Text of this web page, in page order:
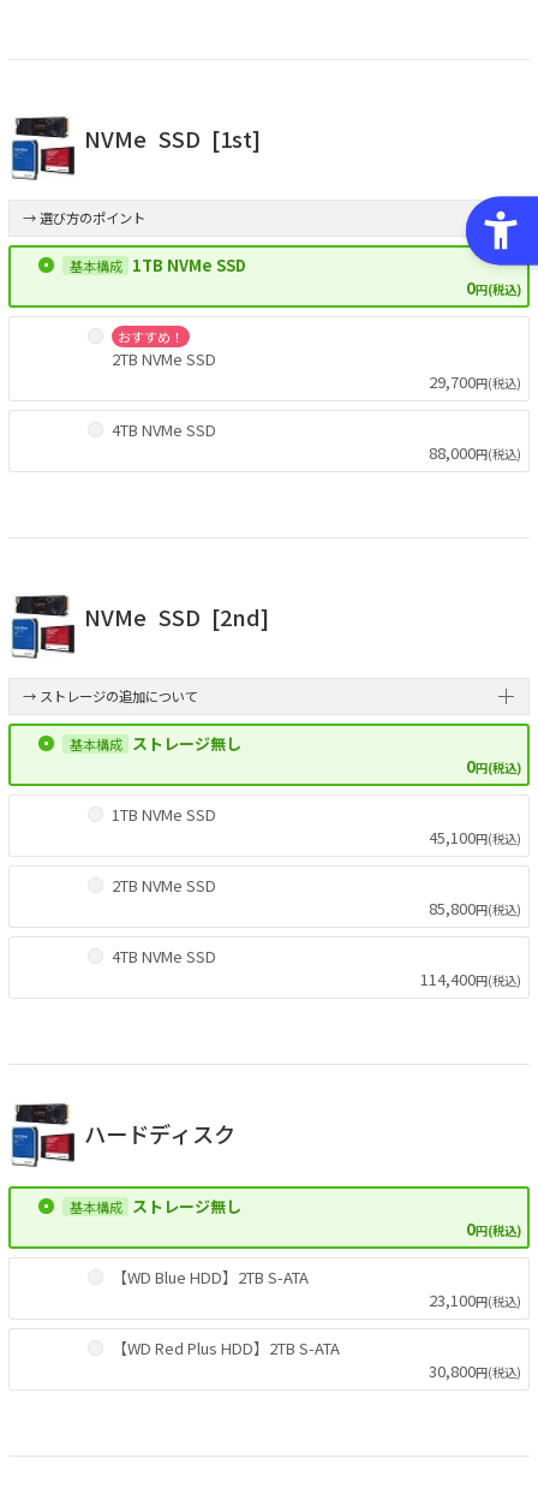
NVMe SSD [1st]
→ 選び方のポイント
1TB NVMe SSD
0円(税込)
おすすめ！
2TB NVMe SSD
29,700円(税込)
4TB NVMe SSD
88,000円(税込)
NVMe SSD [2nd]
→ ストレージの追加について
ストレージ無し
0円(税込)
1TB NVMe SSD
45,100円(税込)
2TB NVMe SSD
85,800円(税込)
4TB NVMe SSD
114,400円(税込)
ハードディスク
ストレージ無し
0円(税込)
【WD Blue HDD】2TB S-ATA
23,100円(税込)
【WD Red Plus HDD】2TB S-ATA
30,800円(税込)